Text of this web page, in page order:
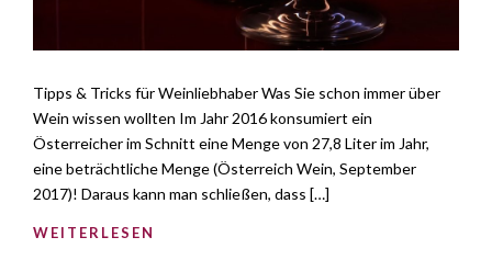
Tipps & Tricks für Weinliebhaber Was Sie schon immer über
Wein wissen wollten Im Jahr 2016 konsumiert ein
Österreicher im Schnitt eine Menge von 27,8 Liter im Jahr,
eine beträchtliche Menge (Österreich Wein, September
2017)! Daraus kann man schließen, dass […]
WEITERLESEN